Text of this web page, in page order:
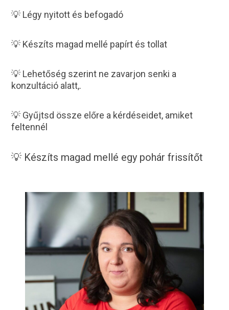
💡 Légy nyitott és befogadó
💡 Készíts magad mellé papírt és tollat
💡 Lehetőség szerint ne zavarjon senki a
konzultáció alatt,.
💡 Gyűjtsd össze előre a kérdéseidet, amiket
feltennél
💡 Készíts magad mellé egy pohár frissítőt